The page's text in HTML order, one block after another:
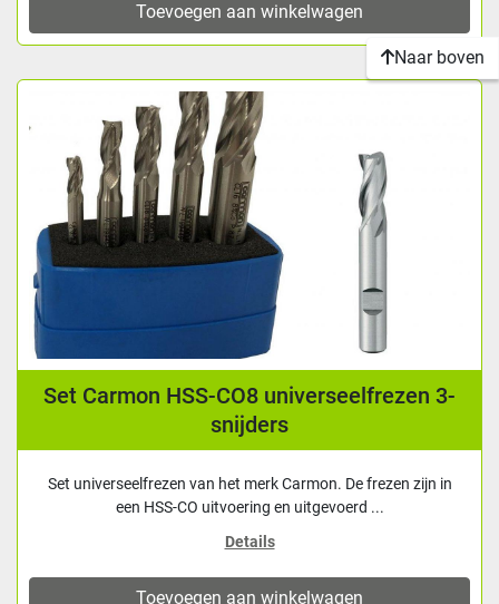
Toevoegen aan winkelwagen
Set Carmon HSS-CO8 universeelfrezen 3-
snijders
Set universeelfrezen van het merk Carmon. De frezen zijn in
een HSS-CO uitvoering en uitgevoerd ...
Details
Toevoegen aan winkelwagen
Naar boven